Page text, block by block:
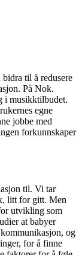
til å redusere
På Nok.
i musikktilbudet.
egne
jobbe med
forkunnskaper
til. Vi tar
litt for gitt. Men
utvikling som
at babyer
og
for å finne